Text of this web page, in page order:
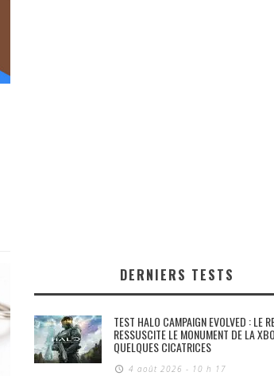
DERNIERS TESTS
TEST HALO CAMPAIGN EVOLVED : LE
RESSUSCITE LE MONUMENT DE LA
QUELQUES CICATRICES
4 août 2026 - 10 h 17